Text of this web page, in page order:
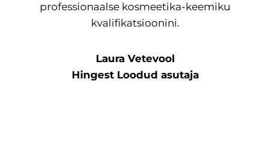
professionaalse kosmeetika-keemiku
kvalifikatsioonini.
Laura Vetevool
Hingest Loodud asutaja